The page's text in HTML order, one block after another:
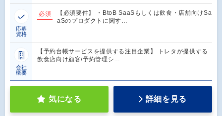
応募
資格
必須
【必須要件】 ・BtoB SaaSもしくは飲食・店舗向けSa
aSのプロダクトに関す…
会社
概要
【予約台帳サービスを提供する注目企業】 トレタが提供する
飲食店向け顧客/予約管理シ…
気になる 詳細を見る